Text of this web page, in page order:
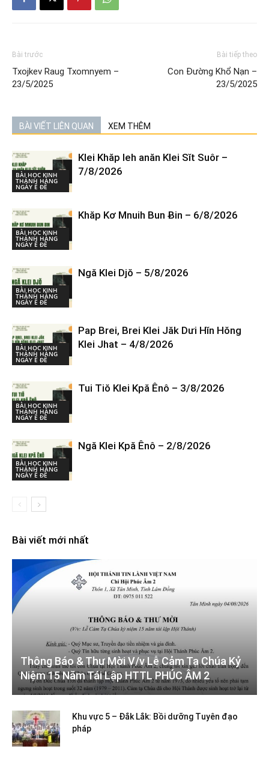
Bài trước
Txojkev Raug Txomnyem –
23/5/2025
Bài tiếp theo
Con Đường Khổ Nạn –
23/5/2025
BÀI VIẾT LIÊN QUAN XEM THÊM
BÀI HỌC KINH
THÁNH HÀNG
NGÀY Ê ĐÊ
Klei Khăp leh anăn Klei Sĭt Suôr –
7/8/2026
BÀI HỌC KINH
THÁNH HÀNG
NGÀY Ê ĐÊ
Khăp Kơ Mnuih Bun Ƀin – 6/8/2026
BÀI HỌC KINH
THÁNH HÀNG
NGÀY Ê ĐÊ
Ngă Klei Djŏ – 5/8/2026
BÀI HỌC KINH
THÁNH HÀNG
NGÀY Ê ĐÊ
Pap Brei, Brei Klei Jăk Dưi Hĭn Hŏng
Klei Jhat – 4/8/2026
BÀI HỌC KINH
THÁNH HÀNG
NGÀY Ê ĐÊ
Tui Tiŏ Klei Kpă Ênô – 3/8/2026
BÀI HỌC KINH
THÁNH HÀNG
NGÀY Ê ĐÊ
Ngă Klei Kpă Ênô – 2/8/2026
Bài viết mới nhất
Thông Báo & Thư Mời V/v Lễ Cảm Tạ Chúa Kỷ
Niệm 15 Năm Tái Lập HTTL PHÚC ÂM 2
Khu vực 5 – Đắk Lắk: Bồi dưỡng Tuyên đạo
pháp